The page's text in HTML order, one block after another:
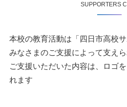
SUPPORTERS
本校の教育活動は「四日市高校
みなさまのご支援によって支え
ご支援いただいた内容は、ロゴ
れます